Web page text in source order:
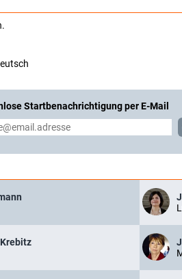
Startbenachrichtigung per E-Mail